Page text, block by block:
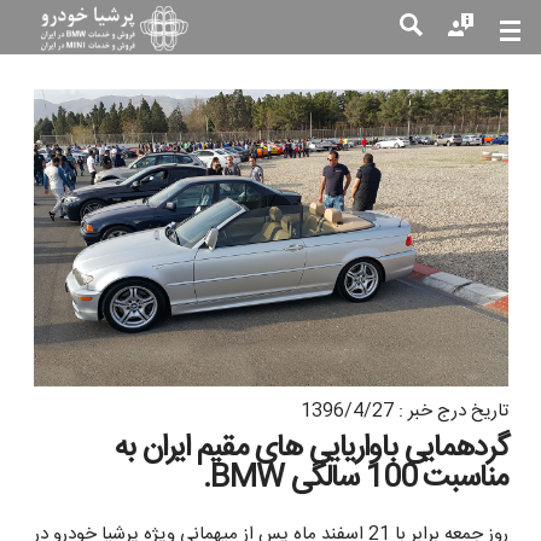
جست
جو
تاریخ درج خبر : 1396/4/27
گردهمایی باواریایی های مقیم ایران به
مناسبت 100 سالگی BMW.
روز جمعه برابر با 21 اسفند ماه پس از میهمانی ویژه پرشیا خودرو در